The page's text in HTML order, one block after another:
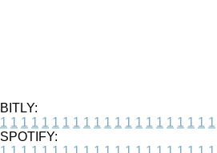
BITLY:
1 1 1 1 1 1 1 1 1 1 1 1 1 1 1 1 1 1 1 1 1
SPOTIFY: